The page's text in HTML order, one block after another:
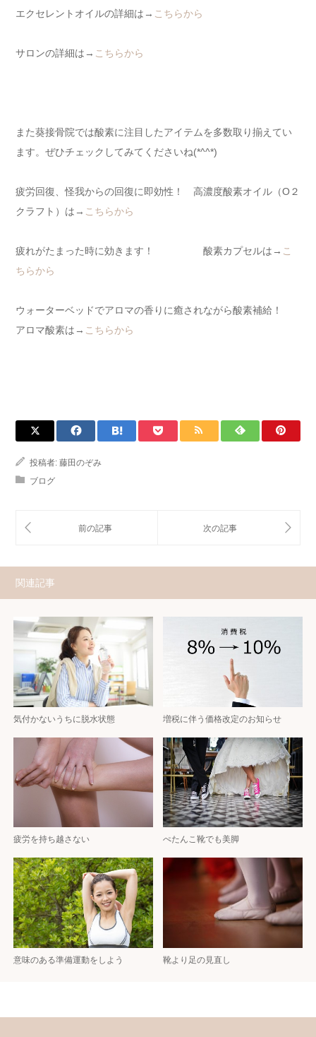
エクセレントオイルの詳細は→ こちらから
サロンの詳細は→ こちらから
また葵接骨院では酸素に注目したアイテムを多数取り揃えてい
ます。ぜひチェックしてみてくださいね(*^^*)
疲労回復、怪我からの回復に即効性！ 高濃度酸素オイル（O２
クラフト）は→ こちらから
疲れがたまった時に効きます！ 酸素カプセルは→ こ
ちらから
ウォーターベッドでアロマの香りに癒されながら酸素補給！
アロマ酸素は→ こちらから
投稿者: 藤田のぞみ
ブログ
関連記事
気付かないうちに脱水状態 増税に伴う価格改定のお知らせ
疲労を持ち越さない ぺたんこ靴でも美脚
意味のある準備運動をしよう 靴より足の見直し